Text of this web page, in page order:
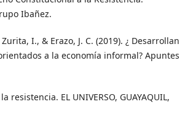
Ibañez.
I., & Erazo, J. C. (2019). ¿ Desarrollan
a la economía informal? Apuntes
resistencia. EL UNIVERSO, GUAYAQUIL,